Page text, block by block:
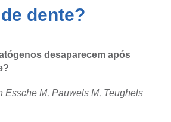
dente?
desaparecem após
Essche M, Pauwels M, Teughels